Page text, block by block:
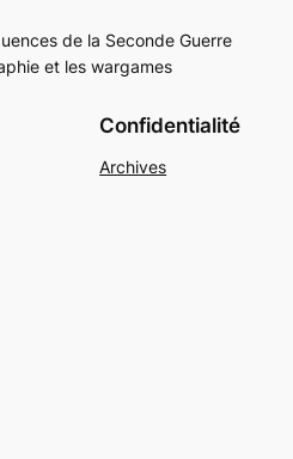
de la Seconde Guerre
et les wargames
Confidentialité
Archives